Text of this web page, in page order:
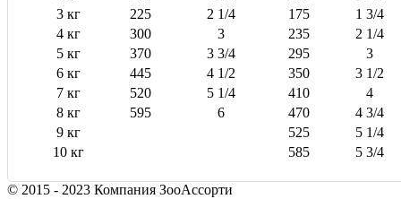
3 кг
225 2 1/4 175
1 3/4
4 кг
300 3 235
2 1/4
5 кг
370 3 3/4 295
3
6 кг
445 4 1/2 350
3 1/2
7 кг
520 5 1/4 410
4
8 кг
595 6 470
4 3/4
9 кг
525
5 1/4
10 кг
585 5 3/4
© 2015 - 2023 Компания ЗооАссорти